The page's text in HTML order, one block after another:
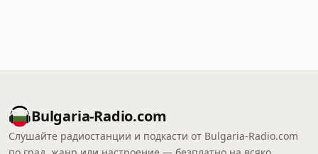
Bulgaria-Radio.com
Слушайте радиостанции и подкасти от Bulgaria-Radio.com